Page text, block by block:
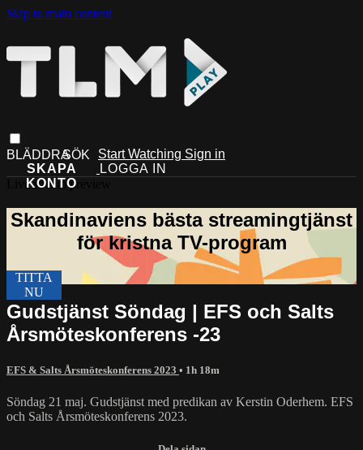
Skip to main content
Start Watching Sign in
Live stream preview
Gudstjänst Söndag | EFS och Salts
Årsmöteskonferens -23
EFS & Salts Årsmöteskonferens 2023 • 1h 18m
Söndag 21 maj. Gudstjänst med predikan av Kerstin Oderhem. EFS
och Salts Årsmöteskonferens 2023.